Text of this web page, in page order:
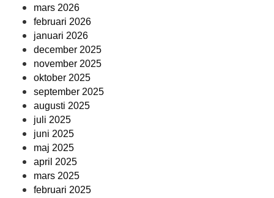
mars 2026
februari 2026
januari 2026
december 2025
november 2025
oktober 2025
september 2025
augusti 2025
juli 2025
juni 2025
maj 2025
april 2025
mars 2025
februari 2025